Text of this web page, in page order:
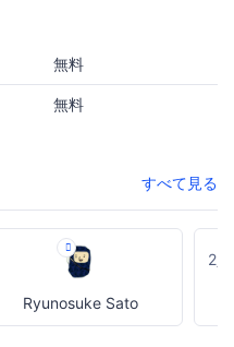
無料
無料
すべて見る
Ryunosuke Sato
2